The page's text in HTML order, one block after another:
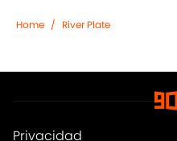
Home / River Plate
Privacidad